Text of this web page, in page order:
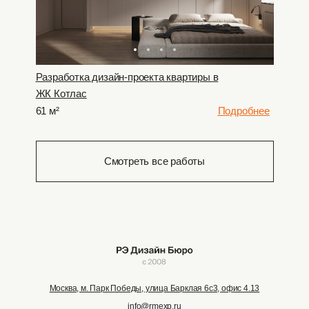
Разработка дизайн-проекта квартиры в
ЖК Котлас
61 м²
Подробнее
Смотреть все работы
Москва, м. Парк Победы, улица Барклая 6с3, офис 4.13
info@rmexp.ru